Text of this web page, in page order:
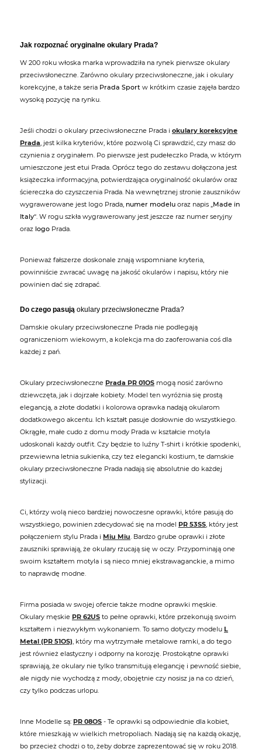
Jak rozpoznać oryginalne okulary Prada?
W 200 roku włoska marka wprowadziła na rynek pierwsze okulary
przeciwsłoneczne. Zarówno okulary przeciwsłoneczne, jak i okulary
korekcyjne, a także seria Prada Sport w krótkim czasie zajęła bardzo
wysoką pozycję na rynku.
Jeśli chodzi o okulary przeciwsłoneczne Prada i okulary korekcyjne
Prada, jest kilka kryteriów, które pozwolą Ci sprawdzić, czy masz do
czynienia z oryginałem. Po pierwsze jest pudełeczko Prada, w którym
umieszczone jest etui Prada. Oprócz tego do zestawu dołączona jest
książeczka informacyjna, potwierdzająca oryginalność okularów oraz
ściereczka do czyszczenia Prada. Na wewnętrznej stronie zauszników
wygrawerowane jest logo Prada, numer modelu oraz napis „Made in
Italy“. W rogu szkła wygrawerowany jest jeszcze raz numer seryjny
oraz logo Prada.
Ponieważ fałszerze doskonale znają wspomniane kryteria,
powinniście zwracać uwagę na jakość okularów i napisu, który nie
powinien dać się zdrapać.
Do czego pasują okulary przeciwsłoneczne Prada?
Damskie okulary przeciwsłoneczne Prada nie podlegają
ograniczeniom wiekowym, a kolekcja ma do zaoferowania coś dla
każdej z pań.
Okulary przeciwsłoneczne Prada PR 01OS mogą nosić zarówno
dziewczęta, jak i dojrzałe kobiety. Model ten wyróżnia się prostą
elegancją, a złote dodatki i kolorowa oprawka nadają okularom
dodatkowego akcentu. Ich kształt pasuje dosłownie do wszystkiego.
Okrągłe, małe cudo z domu mody Prada w kształcie motyla
udoskonali każdy outfit. Czy będzie to luźny T-shirt i krótkie spodenki,
przewiewna letnia sukienka, czy też elegancki kostium, te damskie
okulary przeciwsłoneczne Prada nadają się absolutnie do każdej
stylizacji.
Ci, którzy wolą nieco bardziej nowoczesne oprawki, które pasują do
wszystkiego, powinien zdecydować się na model PR 53SS, który jest
połączeniem stylu Prada i Miu Miu. Bardzo grube oprawki i złote
zauszniki sprawiają, że okulary rzucają się w oczy. Przypominają one
swoim kształtem motyla i są nieco mniej ekstrawaganckie, a mimo
to naprawdę modne.
Firma posiada w swojej ofercie także modne oprawki męskie.
Okulary męskie PR 62US to pełne oprawki, które przekonują swoim
kształtem i niezwykłym wykonaniem. To samo dotyczy modelu L
Metal (PR 51OS), który ma wytrzymałe metalowe ramki, a do tego
jest również elastyczny i odporny na korozję. Prostokątne oprawki
sprawiają, że okulary nie tylko transmitują elegancję i pewność siebie,
ale nigdy nie wychodzą z mody, obojętnie czy nosisz ja na co dzień,
czy tylko podczas urlopu.
Inne Modelle są: PR 08OS - Te oprawki są odpowiednie dla kobiet,
które mieszkają w wielkich metropoliach. Nadają się na każdą okazję,
bo przecież chodzi o to, żeby dobrze zaprezentować się w roku 2018.